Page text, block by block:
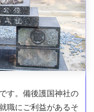
す。備後護国神社の
職にご利益があるそ